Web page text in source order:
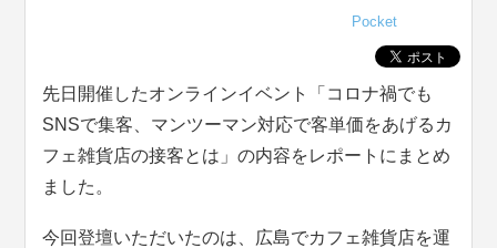
Pocket
先日開催したオンラインイベント「コロナ禍でも
SNSで集客、マンツーマン対応で客単価をあげるカ
フェ雑貨店の接客とは」の内容をレポートにまとめ
ました。
今回登壇いただいたのは、広島でカフェ雑貨店を運